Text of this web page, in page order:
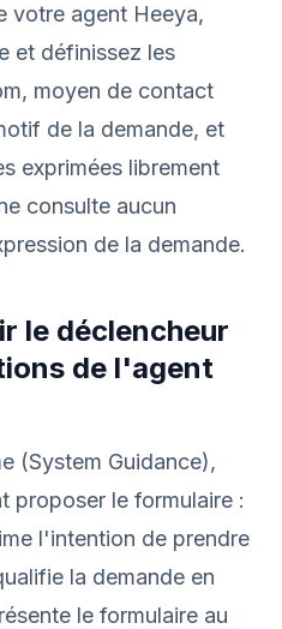
votre agent Heeya,
et définissez les
moyen de contact
de la demande, et
exprimées librement
consulte aucun
de la demande.
le déclencheur
de l'agent
(System Guidance),
proposer le formulaire :
l'intention de prendre
la demande en
le formulaire au